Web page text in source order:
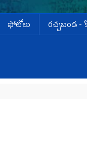
ఫోటోలు ర‌చ్చ‌బండ‌ -